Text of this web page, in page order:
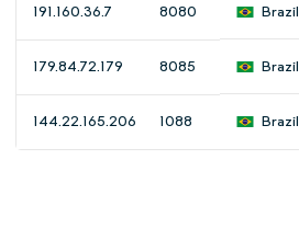
191.160.36.7 8080 Brazil
179.84.72.179 8085 Brazil
144.22.165.206 1088 Brazil